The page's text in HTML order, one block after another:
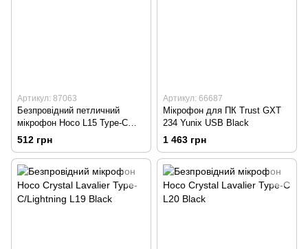
Артикул: 87063
Безпровідний петличний
мікрофон Hoco L15 Type-C
Black
512 грн
Артикул: 66687
Мікрофон для ПК Trust GXT
234 Yunix USB Black
1 463 грн